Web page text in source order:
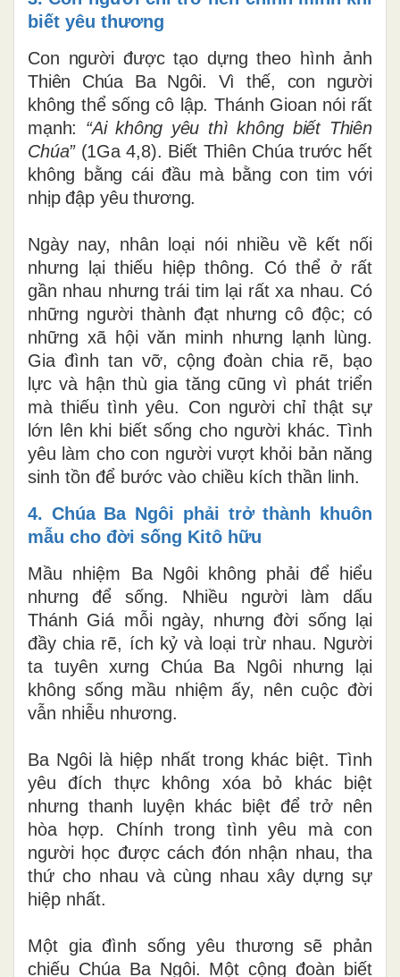
biết yêu thương
Con người được tạo dựng theo hình ảnh
Thiên Chúa Ba Ngôi. Vì thế, con người
không thể sống cô lập. Thánh Gioan nói rất
mạnh: “Ai không yêu thì không biết Thiên
Chúa”(1Ga 4,8). Biết Thiên Chúa trước hết
không bằng cái đầu mà bằng con tim với
nhịp đập yêu thương.
Ngày nay, nhân loại nói nhiều về kết nối
nhưng lại thiếu hiệp thông. Có thể ở rất
gần nhau nhưng trái tim lại rất xa nhau. Có
những người thành đạt nhưng cô độc; có
những xã hội văn minh nhưng lạnh lùng.
Gia đình tan vỡ, cộng đoàn chia rẽ, bạo
lực và hận thù gia tăng cũng vì phát triển
mà thiếu tình yêu. Con người chỉ thật sự
lớn lên khi biết sống cho người khác. Tình
yêu làm cho con người vượt khỏi bản năng
sinh tồn để bước vào chiều kích thần linh.
4. Chúa Ba Ngôi phải trở thành khuôn
mẫu cho đời sống Kitô hữu
Mầu nhiệm Ba Ngôi không phải để hiểu
nhưng để sống. Nhiều người làm dấu
Thánh Giá mỗi ngày, nhưng đời sống lại
đầy chia rẽ, ích kỷ và loại trừ nhau. Người
ta tuyên xưng Chúa Ba Ngôi nhưng lại
không sống mầu nhiệm ấy, nên cuộc đời
vẫn nhiễu nhương.
Ba Ngôi là hiệp nhất trong khác biệt. Tình
yêu đích thực không xóa bỏ khác biệt
nhưng thanh luyện khác biệt để trở nên
hòa hợp. Chính trong tình yêu mà con
người học được cách đón nhận nhau, tha
thứ cho nhau và cùng nhau xây dựng sự
hiệp nhất.
Một gia đình sống yêu thương sẽ phản
chiếu Chúa Ba Ngôi. Một cộng đoàn biết